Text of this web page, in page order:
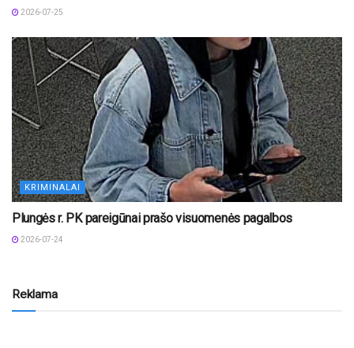
2026-07-25
KRIMINALAI
Plungės r. PK pareigūnai prašo visuomenės pagalbos
2026-07-24
Reklama